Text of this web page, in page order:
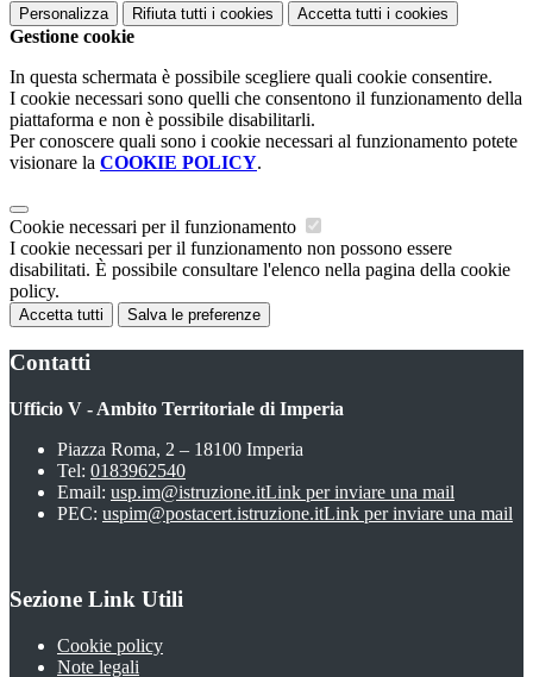
Personalizza Rifiuta tutti i cookies Accetta tutti i cookies
Gestione cookie
In questa schermata è possibile scegliere quali cookie consentire.
I cookie necessari sono quelli che consentono il funzionamento della
piattaforma e non è possibile disabilitarli.
Per conoscere quali sono i cookie necessari al funzionamento potete
visionare la COOKIE POLICY.
Cookie necessari per il funzionamento
I cookie necessari per il funzionamento non possono essere
disabilitati. È possibile consultare l'elenco nella pagina della cookie
policy.
Accetta tutti Salva le preferenze
Contatti
Ufficio V - Ambito Territoriale di Imperia
Piazza Roma, 2 – 18100 Imperia
Tel: 0183962540
Email: usp.im@istruzione.itLink per inviare una mail
PEC: uspim@postacert.istruzione.itLink per inviare una mail
Sezione Link Utili
Cookie policy
Note legali